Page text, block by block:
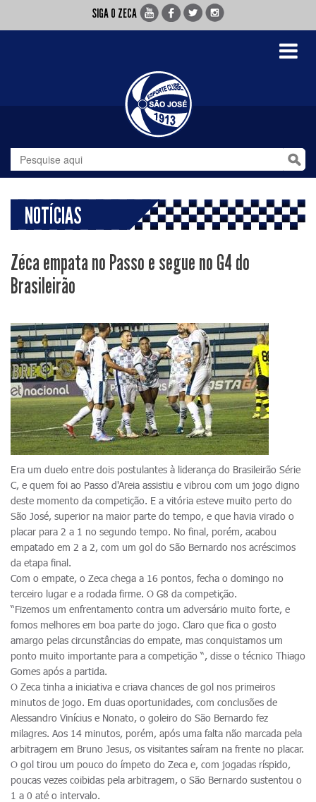
SIGA O ZECA
Toggle
NOTÍCIAS
Zéca empata no Passo e segue no G4 do
Brasileirão
Era um duelo entre dois postulantes à liderança do Brasileirão Série
C, e quem foi ao Passo d'Areia assistiu e vibrou com um jogo digno
deste momento da competição. E a vitória esteve muito perto do
São José, superior na maior parte do tempo, e que havia virado o
placar para 2 a 1 no segundo tempo. No final, porém, acabou
empatado em 2 a 2, com um gol do São Bernardo nos acréscimos
da etapa final.
Com o empate, o Zeca chega a 16 pontos, fecha o domingo no
terceiro lugar e a rodada firme. O G8 da competição.
“Fizemos um enfrentamento contra um adversário muito forte, e
fomos melhores em boa parte do jogo. Claro que fica o gosto
amargo pelas circunstâncias do empate, mas conquistamos um
ponto muito importante para a competição “, disse o técnico Thiago
Gomes após a partida.
O Zeca tinha a iniciativa e criava chances de gol nos primeiros
minutos de jogo. Em duas oportunidades, com conclusões de
Alessandro Vinícius e Nonato, o goleiro do São Bernardo fez
milagres. Aos 14 minutos, porém, após uma falta não marcada pela
arbitragem em Bruno Jesus, os visitantes saíram na frente no placar.
O gol tirou um pouco do ímpeto do Zeca e, com jogadas ríspido,
poucas vezes coibidas pela arbitragem, o São Bernardo sustentou o
1 a 0 até o intervalo.